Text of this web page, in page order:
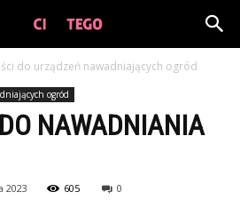
do urządzeń nawadniających ogród
ogród
NAWADNIANIA
2023 605 0